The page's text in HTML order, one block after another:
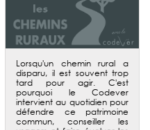
Lorsqu'un chemin rural a
disparu, il est souvent trop
tard pour agir. C'est
pourquoi le Codever
intervient au quotidien pour
défendre ce patrimoine
commun, conseiller les